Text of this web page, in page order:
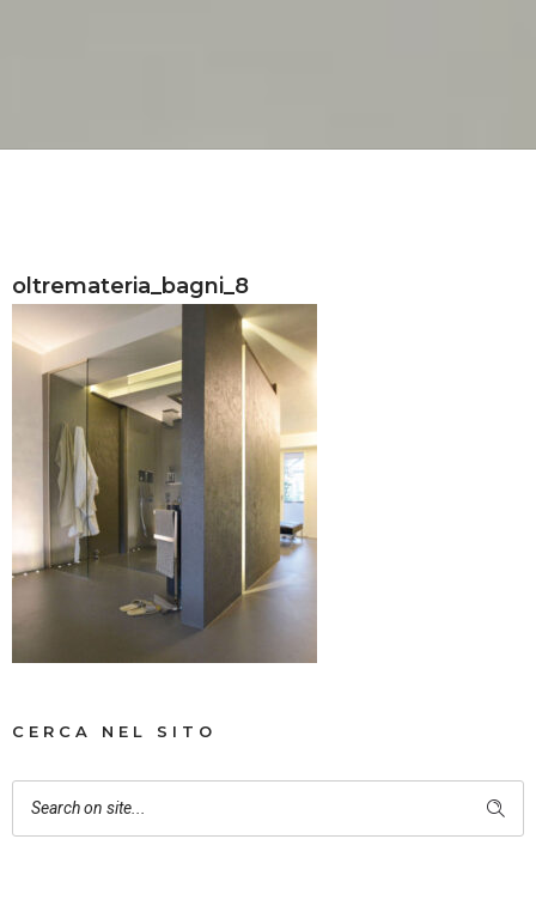
oltremateria_bagni_8
CERCA NEL SITO